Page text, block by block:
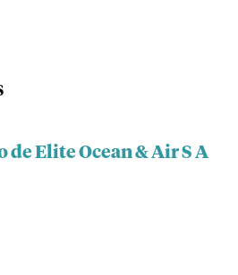
de Elite Ocean & Air S A